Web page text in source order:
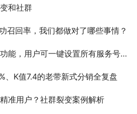
和社群
召回率，我们都做对了哪些事情？
，用户可一键设置所有服务号消息免打
、K值7.4的老带新式分销全复盘
准用户？社群裂变案例解析